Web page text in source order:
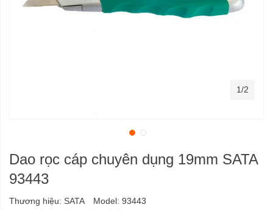
Dao rọc cáp chuyên dụng 19mm SATA
93443
Thương hiệu: SATA Model: 93443
1/2